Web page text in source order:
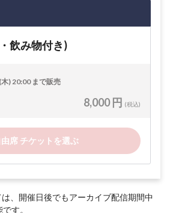
飲み物付き)
) 20:00 まで販売
8,000 円 (税込)
由席 チケットを選ぶ
、開催日後でもアーカイブ配信期間中
す。